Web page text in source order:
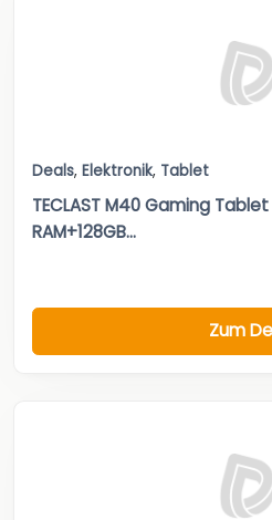
Deals, Elektronik, Tablet
TECLAST M40 Gaming Tablet
RAM+128GB...
Zum